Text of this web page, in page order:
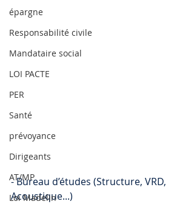
épargne
Responsabilité civile
Mandataire social
LOI PACTE
PER
Santé
prévoyance
Dirigeants
AT/MP
Loi Madelin
- Bureau d’études (Structure, VRD,
Acoustique...)